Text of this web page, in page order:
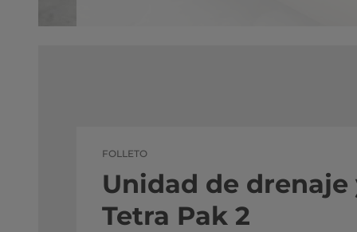
FOLLETO
Unidad de drenaje
Tetra Pak 2